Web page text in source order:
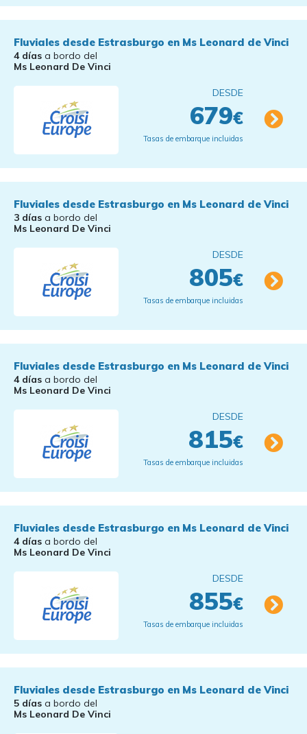
Fluviales desde Estrasburgo en Ms Leonard de Vinci
4 días a bordo del
Ms Leonard De Vinci
DESDE
679€
Tasas de embarque incluidas
Fluviales desde Estrasburgo en Ms Leonard de Vinci
3 días a bordo del
Ms Leonard De Vinci
DESDE
805€
Tasas de embarque incluidas
Fluviales desde Estrasburgo en Ms Leonard de Vinci
4 días a bordo del
Ms Leonard De Vinci
DESDE
815€
Tasas de embarque incluidas
Fluviales desde Estrasburgo en Ms Leonard de Vinci
4 días a bordo del
Ms Leonard De Vinci
DESDE
855€
Tasas de embarque incluidas
Fluviales desde Estrasburgo en Ms Leonard de Vinci
5 días a bordo del
Ms Leonard De Vinci